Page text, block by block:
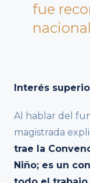
fue
nacional
Interés
Al hablar del
magistrada
trae la
Niño; es un